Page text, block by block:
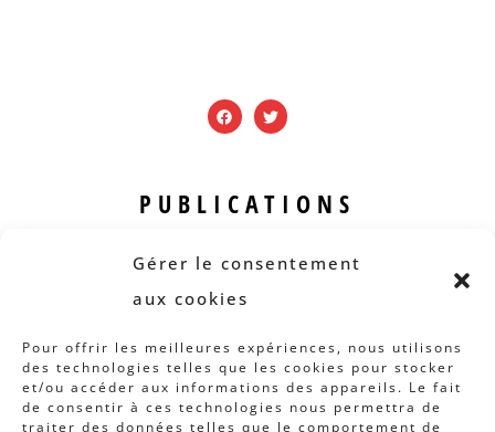
Gérer le consentement
aux cookies
Pour offrir les meilleures expériences, nous utilisons
des technologies telles que les cookies pour stocker
et/ou accéder aux informations des appareils. Le fait
de consentir à ces technologies nous permettra de
traiter des données telles que le comportement de
PUBLICATIONS
Revue B.I.S.
Rapports et analyses
Articles
AUTRES INFOS